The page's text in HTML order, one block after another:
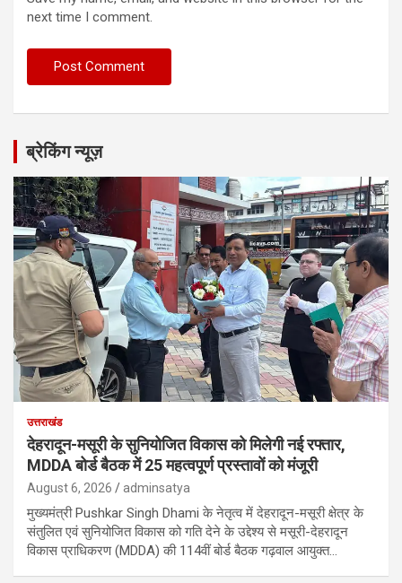
next time I comment.
ब्रेकिंग न्यूज़
उत्तराखंड
देहरादून-मसूरी के सुनियोजित विकास को मिलेगी नई रफ्तार,
MDDA बोर्ड बैठक में 25 महत्वपूर्ण प्रस्तावों को मंजूरी
August 6, 2026 adminsatya
मुख्यमंत्री Pushkar Singh Dhami के नेतृत्व में देहरादून-मसूरी क्षेत्र के
संतुलित एवं सुनियोजित विकास को गति देने के उद्देश्य से मसूरी-देहरादून
विकास प्राधिकरण (MDDA) की 114वीं बोर्ड बैठक गढ़वाल आयुक्त…